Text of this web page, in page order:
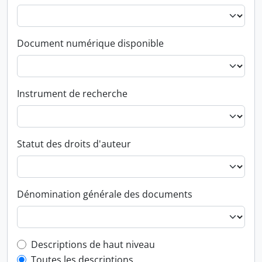
Document numérique disponible
Instrument de recherche
Statut des droits d'auteur
Dénomination générale des documents
Top-level description filter
Descriptions de haut niveau